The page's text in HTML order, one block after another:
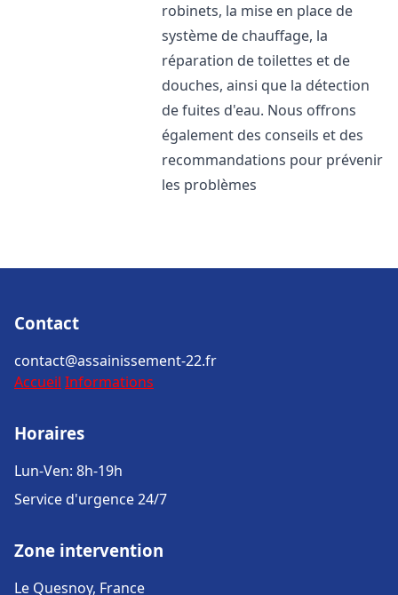
robinets, la mise en place de
système de chauffage, la
réparation de toilettes et de
douches, ainsi que la détection
de fuites d'eau. Nous offrons
également des conseils et des
recommandations pour prévenir
les problèmes
Contact
contact@assainissement-22.fr
Accueil Informations
Horaires
Lun-Ven: 8h-19h
Service d'urgence 24/7
Zone intervention
Le Quesnoy, France